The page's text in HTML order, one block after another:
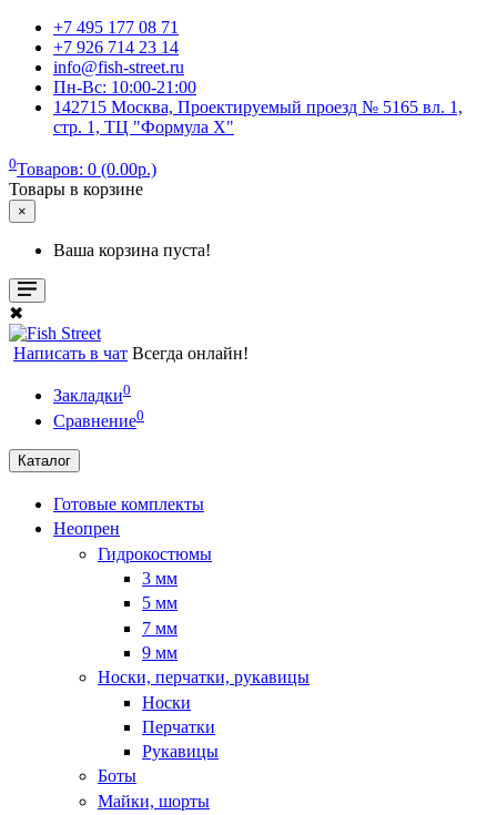
+7 495 177 08 71
+7 926 714 23 14
info@fish-street.ru
Пн-Вс: 10:00-21:00
142715 Москва, Проектируемый проезд № 5165 вл. 1,
стр. 1, ТЦ "Формула X"
0Товаров: 0 (0.00р.)
Товары в корзине
×
Ваша корзина пуста!
✖
Написать в чат Всегда онлайн!
Закладки0
Сравнение0
Каталог
Готовые комплекты
Неопрен
Гидрокостюмы
3 мм
5 мм
7 мм
9 мм
Носки, перчатки, рукавицы
Носки
Перчатки
Рукавицы
Боты
Майки, шорты